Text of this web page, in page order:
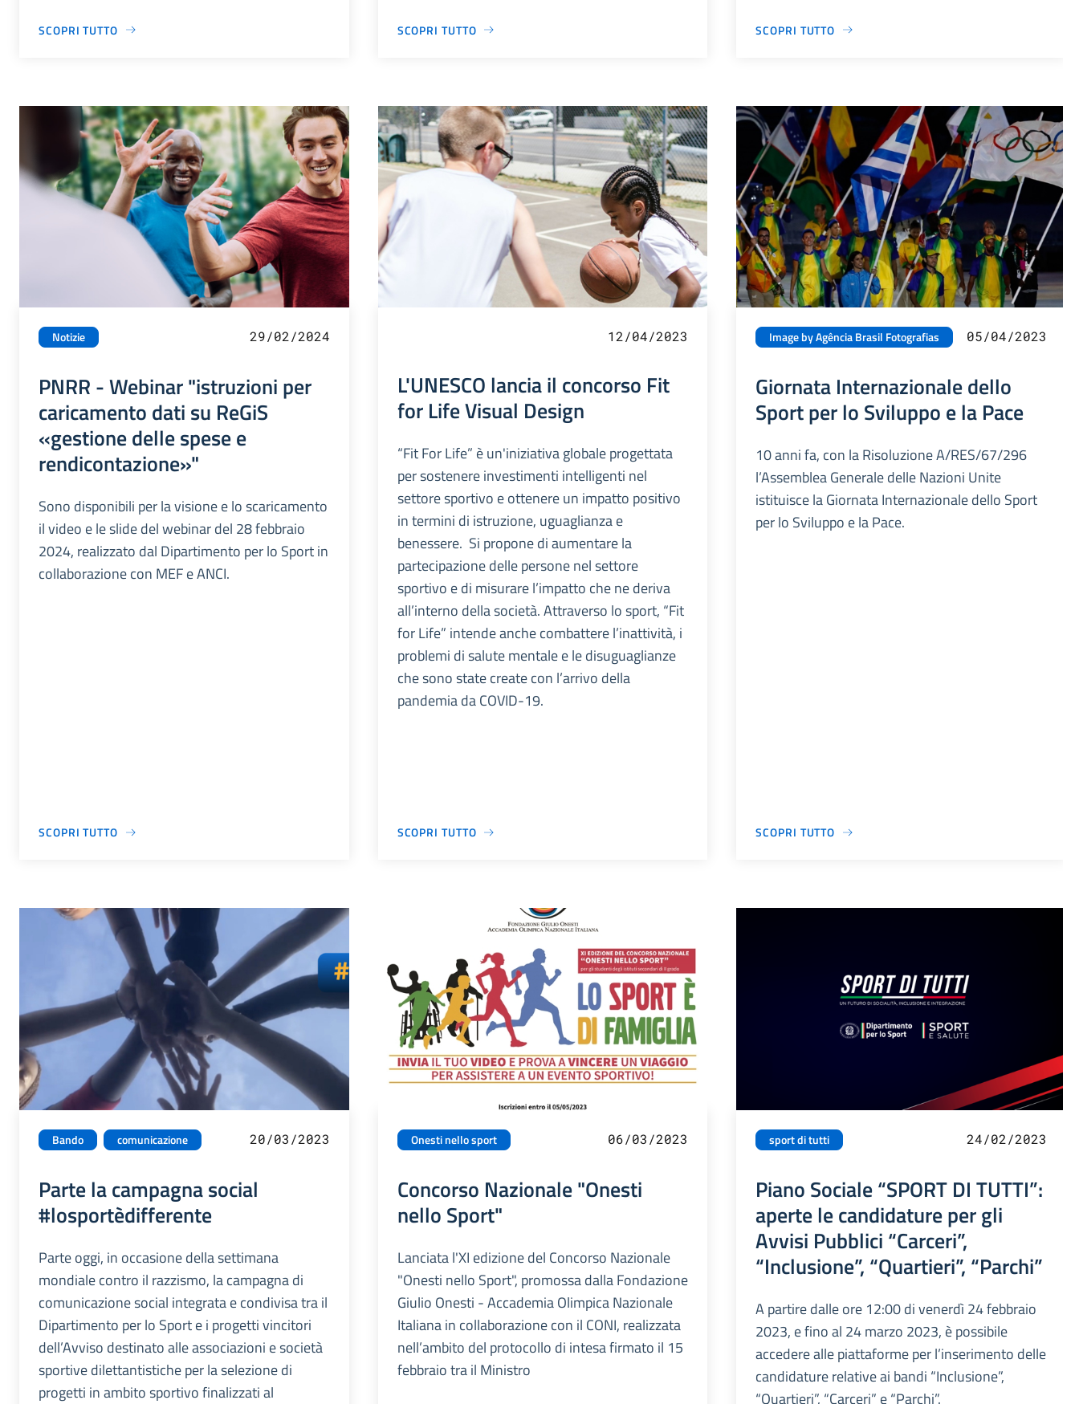
SCOPRI TUTTO SCOPRI TUTTO SCOPRI TUTTO
Notizie 29/02/2024
PNRR - Webinar "istruzioni per
caricamento dati su ReGiS
«gestione delle spese e
rendicontazione»"
Sono disponibili per la visione e lo scaricamento
il video e le slide del webinar del 28 febbraio
2024, realizzato dal Dipartimento per lo Sport in
collaborazione con MEF e ANCI.
SCOPRI TUTTO
12/04/2023
L'UNESCO lancia il concorso Fit
for Life Visual Design
“Fit For Life” è un'iniziativa globale progettata
per sostenere investimenti intelligenti nel
settore sportivo e ottenere un impatto positivo
in termini di istruzione, uguaglianza e
benessere. Si propone di aumentare la
partecipazione delle persone nel settore
sportivo e di misurare l’impatto che ne deriva
all’interno della società. Attraverso lo sport, “Fit
for Life” intende anche combattere l’inattività, i
problemi di salute mentale e le disuguaglianze
che sono state create con l’arrivo della
pandemia da COVID-19.
SCOPRI TUTTO
Image by Agência Brasil Fotografias 05/04/2023
Giornata Internazionale dello
Sport per lo Sviluppo e la Pace
10 anni fa, con la Risoluzione A/RES/67/296
l’Assemblea Generale delle Nazioni Unite
istituisce la Giornata Internazionale dello Sport
per lo Sviluppo e la Pace.
SCOPRI TUTTO
Bando comunicazione 20/03/2023
Parte la campagna social
#losportèdifferente
Parte oggi, in occasione della settimana
mondiale contro il razzismo, la campagna di
comunicazione social integrata e condivisa tra il
Dipartimento per lo Sport e i progetti vincitori
dell’Avviso destinato alle associazioni e società
sportive dilettantistiche per la selezione di
progetti in ambito sportivo finalizzati al
Onesti nello sport 06/03/2023
Concorso Nazionale "Onesti
nello Sport"
Lanciata l'XI edizione del Concorso Nazionale
"Onesti nello Sport", promossa dalla Fondazione
Giulio Onesti - Accademia Olimpica Nazionale
Italiana in collaborazione con il CONI, realizzata
nell’ambito del protocollo di intesa firmato il 15
febbraio tra il Ministro
sport di tutti 24/02/2023
Piano Sociale “SPORT DI TUTTI”:
aperte le candidature per gli
Avvisi Pubblici “Carceri”,
“Inclusione”, “Quartieri”, “Parchi”
A partire dalle ore 12:00 di venerdì 24 febbraio
2023, e fino al 24 marzo 2023, è possibile
accedere alle piattaforme per l’inserimento delle
candidature relative ai bandi “Inclusione”,
“Quartieri”, “Carceri” e “Parchi”.